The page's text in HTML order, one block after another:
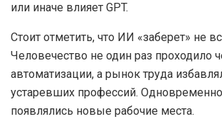
или иначе влияет GPT.
Стоит отметить, что ИИ «заберет» не
Человечество не один раз проходило
автоматизации, а рынок труда
устаревших профессий.
появлялись новые рабочие места.